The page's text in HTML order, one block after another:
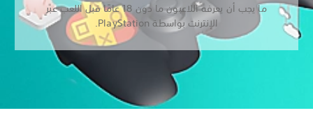
ما يجب أن يعرفه اللاعبون ما دون 18 عامًا قبل اللعب عبر
الإنترنت بواسطة PlayStation.